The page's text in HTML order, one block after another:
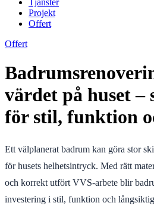
Tjänster
Projekt
Offert
Offert
värdet på huset –
för stil, funktion
Ett välplanerat badrum kan göra stor
för husets helhetsintryck. Med rätt
och korrekt utfört VVS-arbete blir
investering i stil, funktion och